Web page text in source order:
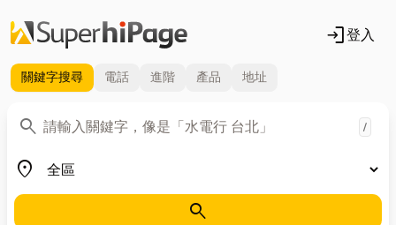
login登入
關鍵字搜尋 電話 進階 產品 地址
search
關鍵字 /
place
地區
search